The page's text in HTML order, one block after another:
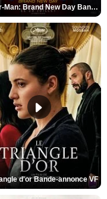
Spider-Man: Brand New Day Bande-annonce VO STFR
d'or Bande-annonce VF